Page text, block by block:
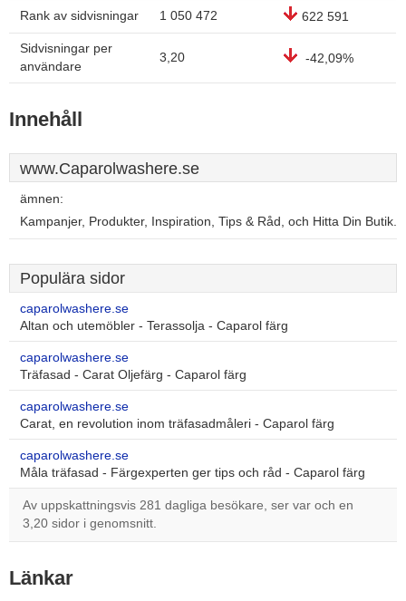
Rank av sidvisningar 1 050 472 622 591
Sidvisningar per
användare
3,20 -42,09%
Innehåll
www.Caparolwashere.se
ämnen:
Kampanjer, Produkter, Inspiration, Tips & Råd, och Hitta Din Butik.
Populära sidor
caparolwashere.se
Altan och utemöbler - Terassolja - Caparol färg
caparolwashere.se
Träfasad - Carat Oljefärg - Caparol färg
caparolwashere.se
Carat, en revolution inom träfasadmåleri - Caparol färg
caparolwashere.se
Måla träfasad - Färgexperten ger tips och råd - Caparol färg
Av uppskattningsvis 281 dagliga besökare, ser var och en
3,20 sidor i genomsnitt.
Länkar